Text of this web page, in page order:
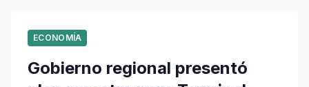
ECONOMÍA
Gobierno regional presentó